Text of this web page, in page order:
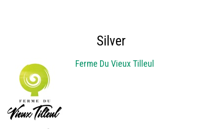
Silver
Ferme Du Vieux Tilleul